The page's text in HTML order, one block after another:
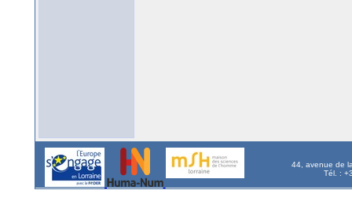
44, avenue de
Tél. :